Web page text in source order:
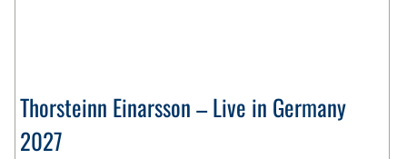
Thorsteinn Einarsson – Live in Germany
2027